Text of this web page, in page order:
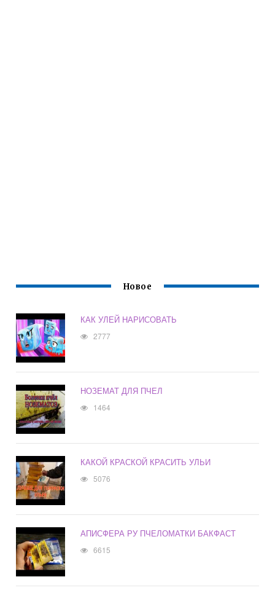
Новое
КАК УЛЕЙ НАРИСОВАТЬ
2777
НОЗЕМАТ ДЛЯ ПЧЕЛ
1464
КАКОЙ КРАСКОЙ КРАСИТЬ УЛЬИ
5076
АПИСФЕРА РУ ПЧЕЛОМАТКИ БАКФАСТ
6615